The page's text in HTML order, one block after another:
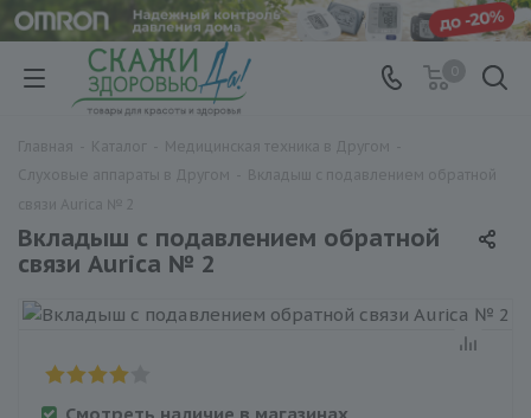
Вкладыш с подавлением обратной
связи Aurica № 2
Смотреть наличие в магазинах